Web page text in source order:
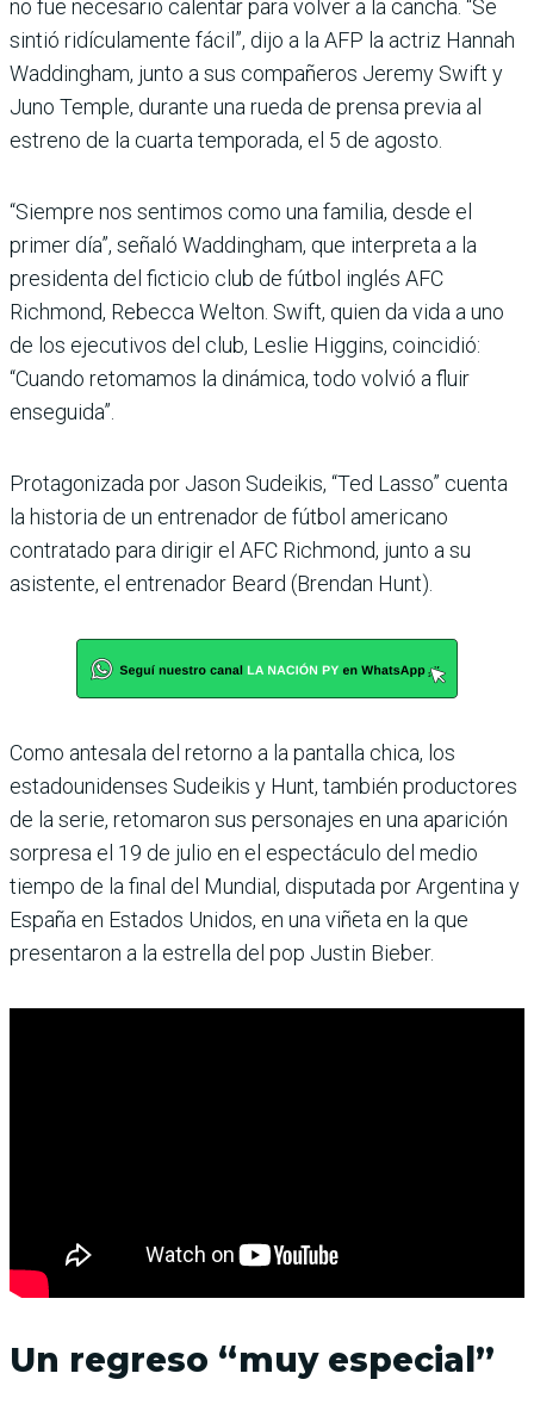
no fue necesario calentar para volver a la cancha. “Se
sintió ridículamente fácil”, dijo a la AFP la actriz Hannah
Waddingham, junto a sus compañeros Jeremy Swift y
Juno Temple, durante una rueda de prensa previa al
estreno de la cuarta temporada, el 5 de agosto.
“Siempre nos sentimos como una familia, desde el
primer día”, señaló Waddingham, que interpreta a la
presidenta del ficticio club de fútbol inglés AFC
Richmond, Rebecca Welton. Swift, quien da vida a uno
de los ejecutivos del club, Leslie Higgins, coincidió:
“Cuando retomamos la dinámica, todo volvió a fluir
enseguida”.
Protagonizada por Jason Sudeikis, “Ted Lasso” cuenta
la historia de un entrenador de fútbol americano
contratado para dirigir el AFC Richmond, junto a su
asistente, el entrenador Beard (Brendan Hunt).
Como antesala del retorno a la pantalla chica, los
estadounidenses Sudeikis y Hunt, también productores
de la serie, retomaron sus personajes en una aparición
sorpresa el 19 de julio en el espectáculo del medio
tiempo de la final del Mundial, disputada por Argentina y
España en Estados Unidos, en una viñeta en la que
presentaron a la estrella del pop Justin Bieber.
Un regreso “muy especial”